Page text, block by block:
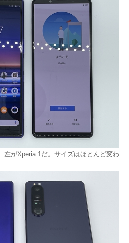
左がXperia 1だ。サイズはほとんど変わ